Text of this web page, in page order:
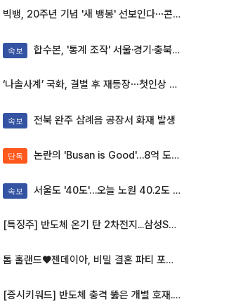
빅뱅, 20주년 기념 '새 뱅봉' 선보인다⋯콘서트 앞두고 팝업 개최
속보 합수본, '통계 조작' 서울·경기·충북 선관위 등 추가 압수수색
‘나솔사계’ 국화, 결별 후 재등장⋯첫인상 투표 휩쓸고 ‘인기녀’ 등극
속보 전북 완주 삼례읍 공장서 화재 발생
단독 논란의 'Busan is Good'…8억 도시브랜드, 용산 대통령실 CI 업체가 수행
속보 서울도 '40도'…오늘 노원 40.2도 기록
[특징주] 반도체 온기 탄 2차전지...삼성SDI, 장 초반 7% 넘게 껑충
톰 홀랜드♥젠데이아, 비밀 결혼 파티 포착⋯호텔 대관비만 9억
[증시키워드] 반도체 충격 뚫은 개별 호재...포스코퓨처엠·에코프로·한화솔루션 '눈길'